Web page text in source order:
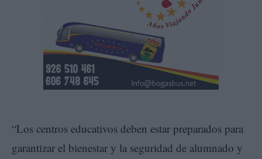
“Los centros educativos deben estar preparados para
garantizar el bienestar y la seguridad de alumnado y